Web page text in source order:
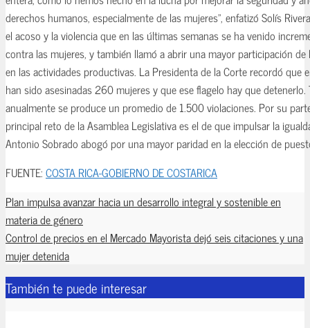
derechos humanos, especialmente de las mujeres”, enfatizó Solís
el acoso y la violencia que en las últimas semanas se ha venido
contra las mujeres, y también llamó a abrir una mayor participación
en las actividades productivas. La Presidenta de la Corte recordó
han sido asesinadas 260 mujeres y que ese flagelo hay que detenerlo.
anualmente se produce un promedio de 1.500 violaciones. Por su
principal reto de la Asamblea Legislativa es el de que impulsar la
Antonio Sobrado abogó por una mayor paridad en la elección de
FUENTE:COSTA RICA-GOBIERNO DE COSTARICA
Plan impulsa avanzar hacia un desarrollo integral y sostenible en
materia de género
Control de precios en el Mercado Mayorista dejó seis citaciones y una
mujer detenida
También te puede interesar